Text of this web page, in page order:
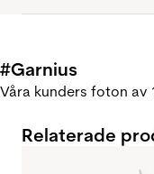
#Garnius
Våra kunders foton av
Relaterade